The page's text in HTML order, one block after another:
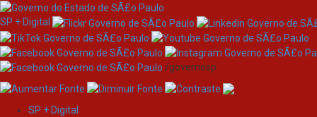
SP + Digital
/governosp
SP + Digital